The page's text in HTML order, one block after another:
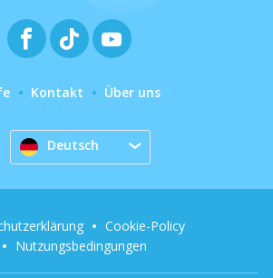
Kontakt Über uns
Deutsch
Cookie-Policy
Nutzungsbedingungen